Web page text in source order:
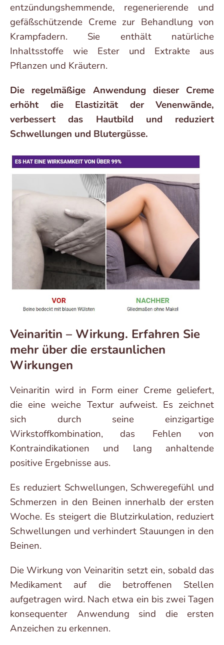
entzündungshemmende, regenerierende und
gefäßschützende Creme zur Behandlung von
Krampfadern. Sie enthält natürliche
Inhaltsstoffe wie Ester und Extrakte aus
Pflanzen und Kräutern.
Die regelmäßige Anwendung dieser Creme
erhöht die Elastizität der Venenwände,
verbessert das Hautbild und reduziert
Schwellungen und Blutergüsse.
Veinaritin – Wirkung. Erfahren Sie
mehr über die erstaunlichen
Wirkungen
Veinaritin wird in Form einer Creme geliefert,
die eine weiche Textur aufweist. Es zeichnet
sich durch seine einzigartige
Wirkstoffkombination, das Fehlen von
Kontraindikationen und lang anhaltende
positive Ergebnisse aus.
Es reduziert Schwellungen, Schweregefühl und
Schmerzen in den Beinen innerhalb der ersten
Woche. Es steigert die Blutzirkulation, reduziert
Schwellungen und verhindert Stauungen in den
Beinen.
Die Wirkung von Veinaritin setzt ein, sobald das
Medikament auf die betroffenen Stellen
aufgetragen wird. Nach etwa ein bis zwei Tagen
konsequenter Anwendung sind die ersten
Anzeichen zu erkennen.